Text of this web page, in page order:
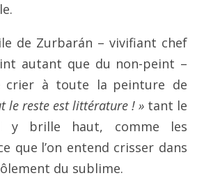
de Zurbarán – vivifiant chef
autant que du non-peint –
crier à toute la peinture de
le reste est littérature ! » tant le
y brille haut, comme les
que l’on entend crisser dans
du sublime.